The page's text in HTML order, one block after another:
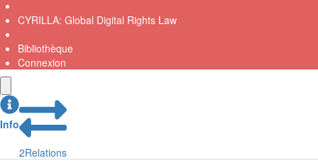
CYRILLA: Global Digital Rights Law
Bibliothèque
Connexion
Info
2Relations